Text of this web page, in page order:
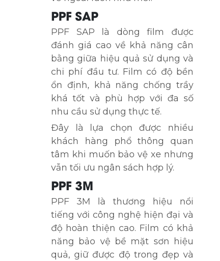
PPF SAP
PPF SAP là dòng film được
đánh giá cao về khả năng cân
bằng giữa hiệu quả sử dụng và
chi phí đầu tư. Film có độ bền
ổn định, khả năng chống trầy
khá tốt và phù hợp với đa số
nhu cầu sử dụng thực tế.
Đây là lựa chọn được nhiều
khách hàng phổ thông quan
tâm khi muốn bảo vệ xe nhưng
vẫn tối ưu ngân sách hợp lý.
PPF 3M
PPF 3M là thương hiệu nổi
tiếng với công nghệ hiện đại và
độ hoàn thiện cao. Film có khả
năng bảo vệ bề mặt sơn hiệu
quả, giữ được độ trong đẹp và